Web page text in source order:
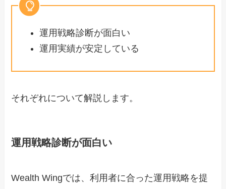
運用戦略診断が面白い
運用実績が安定している
それぞれについて解説します。
運用戦略診断が面白い
Wealth Wingでは、利用者に合った運用戦略を提